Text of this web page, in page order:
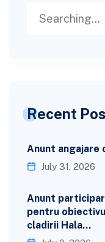
Recent
Anunt angajare
July 31, 2026
Anunt
pentru
cladirii Hala…